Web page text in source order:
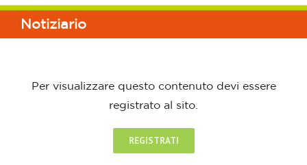
Notiziario
Per visualizzare questo contenuto devi essere
registrato al sito.
REGISTRATI